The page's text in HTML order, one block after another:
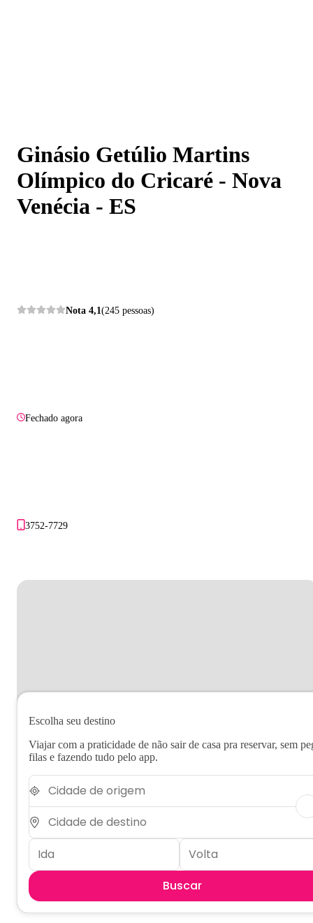
Ginásio Getúlio Martins
Olímpico do Cricaré - Nova
Venécia - ES
Nota 4,1 (245 pessoas)
Fechado agora
3752-7729
Escolha seu destino
Viajar com a praticidade de não sair de casa pra reservar, sem
filas e fazendo tudo pelo app.
Buscar